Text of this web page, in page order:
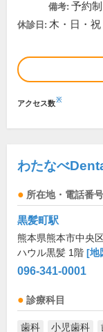
備考: 予約
休診日: 木・日・祝
アクセス数※
わたなべ
所在地・電話番号
黒髪町駅
熊本県熊本市中央
ハウル黒髪 1階 [地
096-341-0001
診療科目
歯科 小児歯科